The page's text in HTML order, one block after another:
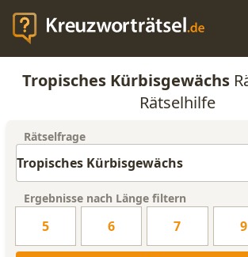
KREUZWORTRÄTSEL-
ANAGRAMM-
WORTLISTE
Tropisches Kürbisgewächs
Rätselhilfe
Rätselfrage
Ergebnisse nach Länge filtern
5 6 7 9